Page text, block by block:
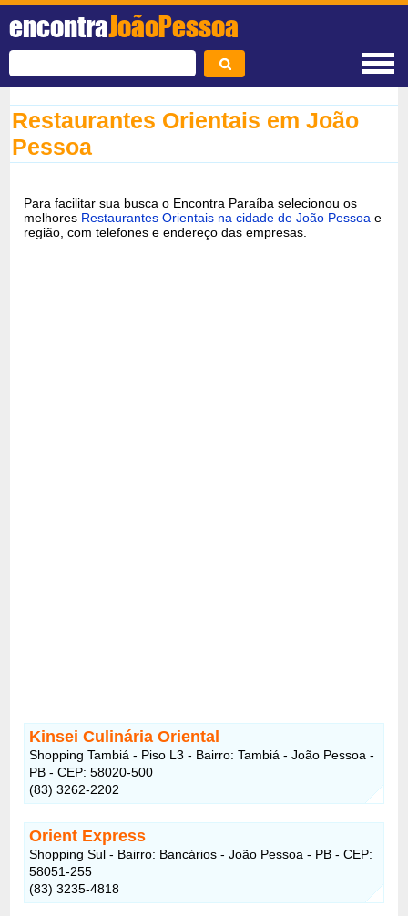
encontraJoãoPessoa
Restaurantes Orientais em João
Pessoa
Para facilitar sua busca o Encontra Paraíba selecionou os
melhores Restaurantes Orientais na cidade de João Pessoa e
região, com telefones e endereço das empresas.
Kinsei Culinária Oriental
Shopping Tambiá - Piso L3 - Bairro: Tambiá - João Pessoa -
PB - CEP: 58020-500
(83) 3262-2202
Orient Express
Shopping Sul - Bairro: Bancários - João Pessoa - PB - CEP:
58051-255
(83) 3235-4818